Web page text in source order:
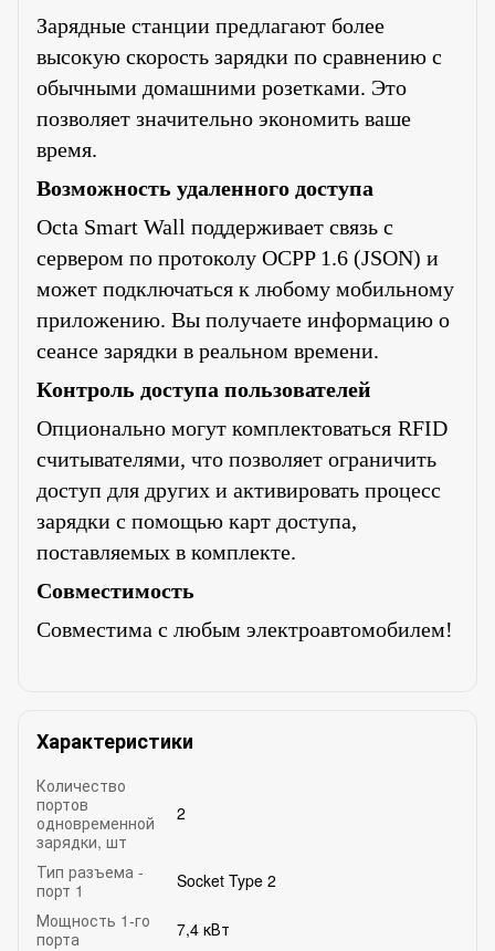
Зарядные станции предлагают более
высокую скорость зарядки по сравнению с
обычными домашними розетками. Это
позволяет значительно экономить ваше
время.
Возможность удаленного доступа
Octa Smart Wall поддерживает связь с
сервером по протоколу OCPP 1.6 (JSON) и
может подключаться к любому мобильному
приложению. Вы получаете информацию о
сеансе зарядки в реальном времени.
Контроль доступа пользователей
Опционально могут комплектоваться RFID
считывателями, что позволяет ограничить
доступ для других и активировать процесс
зарядки с помощью карт доступа,
поставляемых в комплекте.
Совместимость
Совместима с любым электроавтомобилем!
Характеристики
Количество
портов
одновременной
зарядки, шт
2
Тип разъема -
порт 1
Socket Type 2
Мощность 1-го
порта
7,4 кВт